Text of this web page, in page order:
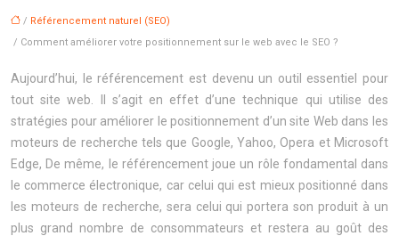
/ Référencement naturel (SEO)
/ Comment améliorer votre positionnement sur le web avec le SEO ?
Aujourd’hui, le référencement est devenu un outil essentiel pour
tout site web. Il s’agit en effet d’une technique qui utilise des
stratégies pour améliorer le positionnement d’un site Web dans les
moteurs de recherche tels que Google, Yahoo, Opera et Microsoft
Edge, De même, le référencement joue un rôle fondamental dans
le commerce électronique, car celui qui est mieux positionné dans
les moteurs de recherche, sera celui qui portera son produit à un
plus grand nombre de consommateurs et restera au goût des